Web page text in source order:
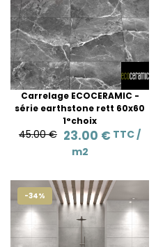
Carrelage ECOCERAMIC -
série earthstone rett 60x60
1°choix
45.00 € 23.00 € TTC /
m2
-34%